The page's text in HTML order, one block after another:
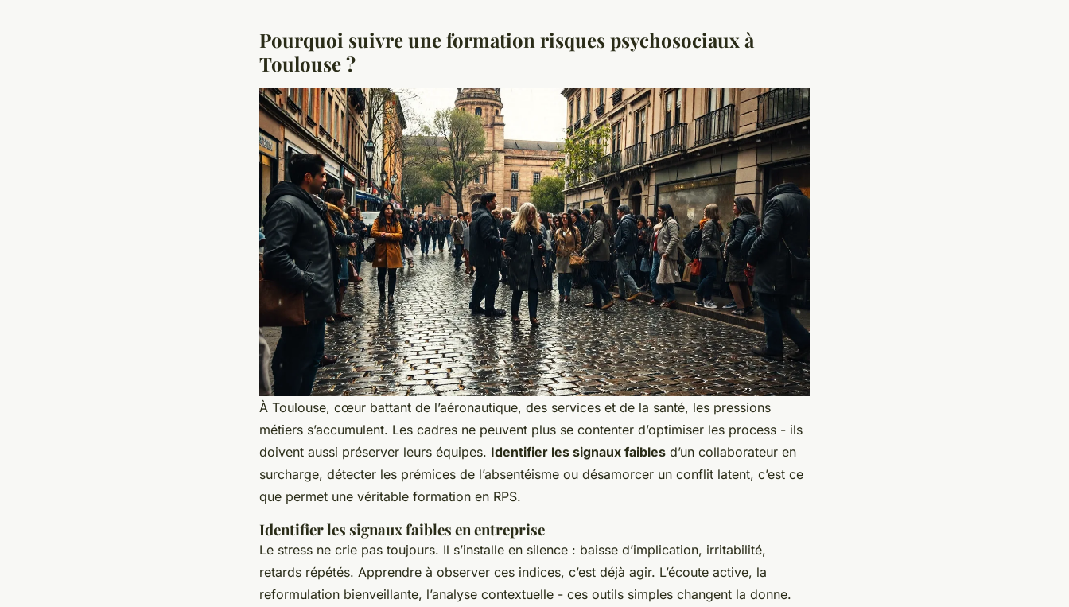
Pourquoi suivre une formation risques psychosociaux à
Toulouse ?
À Toulouse, cœur battant de l’aéronautique, des services et de la santé, les pressions
métiers s’accumulent. Les cadres ne peuvent plus se contenter d’optimiser les process - ils
doivent aussi préserver leurs équipes. Identifier les signaux faibles d’un collaborateur en
surcharge, détecter les prémices de l’absentéisme ou désamorcer un conflit latent, c’est ce
que permet une véritable formation en RPS.
Identifier les signaux faibles en entreprise
Le stress ne crie pas toujours. Il s’installe en silence : baisse d’implication, irritabilité,
retards répétés. Apprendre à observer ces indices, c’est déjà agir. L’écoute active, la
reformulation bienveillante, l’analyse contextuelle - ces outils simples changent la donne.